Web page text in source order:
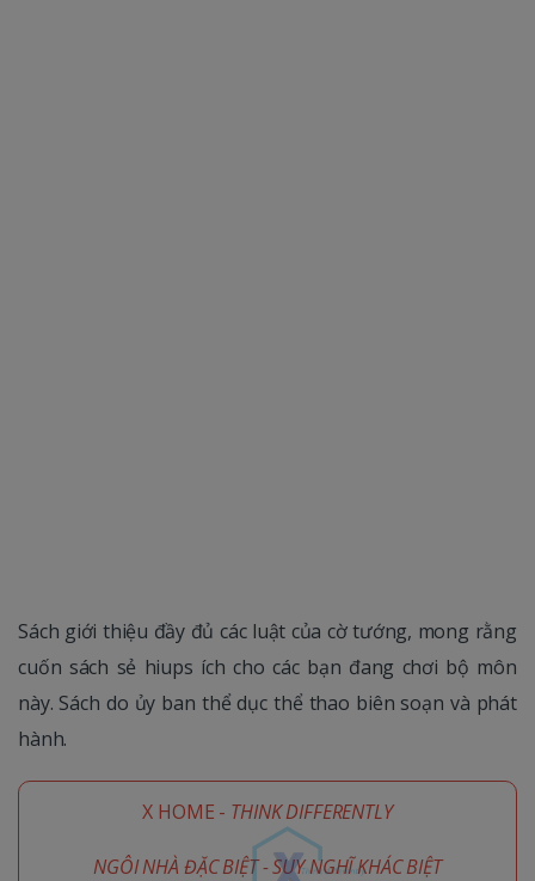
Sách giới thiệu đầy đủ các luật của cờ tướng, mong rằng
cuốn sách sẻ hiups ích cho các bạn đang chơi bộ môn
này. Sách do ủy ban thể dục thể thao biên soạn và phát
hành.
X HOME - THINK DIFFERENTLY
NGÔI NHÀ ĐẶC BIỆT - SUY NGHĨ KHÁC BIỆT